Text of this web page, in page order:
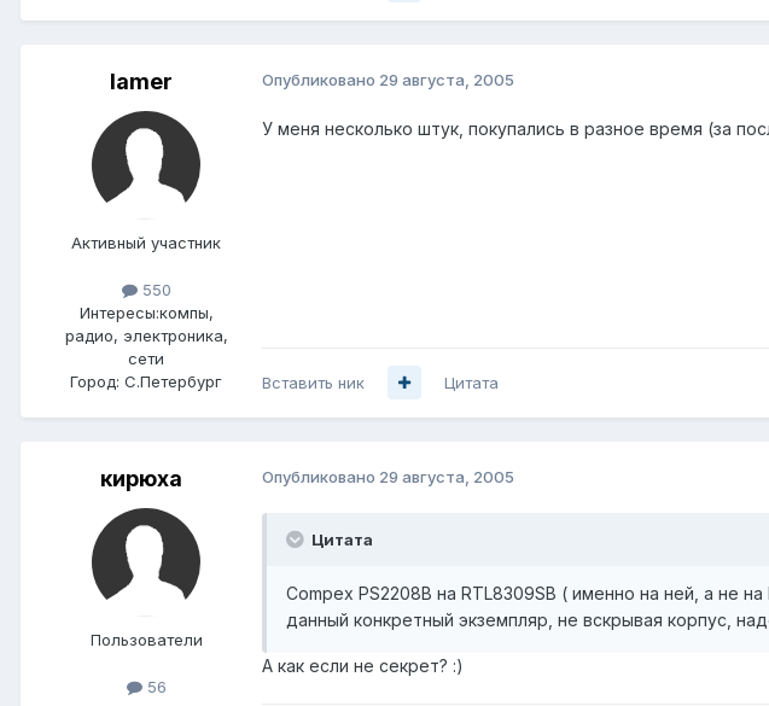
lamer
Активный участник
550
Интересы:компы,
радио, электроника,
сети
Город: С.Петербург
Опубликовано 29 августа, 2005
У меня несколько штук, покупались в разное время (за
Вставить ник Цитата
кирюха
Пользователи
56
Опубликовано 29 августа, 2005
Цитата
Compex PS2208B на RTL8309SB ( именно на ней, а не
данный конкретный экземпляр, не вскрывая корпус,
А как если не секрет? :)